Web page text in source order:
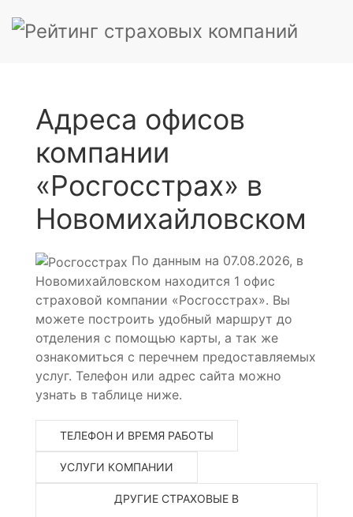
Адреса офисов
компании
«Росгосстрах» в
Новомихайловском
По данным на 07.08.2026, в
Новомихайловском находится 1 офис
страховой компании «Росгосстрах». Вы
можете построить удобный маршрут до
отделения с помощью карты, а так же
ознакомиться с перечнем предоставляемых
услуг. Телефон или адрес сайта можно
узнать в таблице ниже.
ТЕЛЕФОН И ВРЕМЯ РАБОТЫ
УСЛУГИ КОМПАНИИ
ДРУГИЕ СТРАХОВЫЕ В